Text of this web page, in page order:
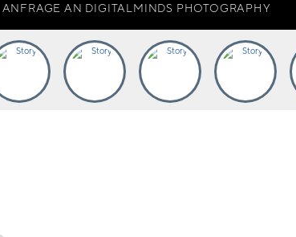
ANFRAGE AN DIGITALMINDS PHOTOGRAPHY